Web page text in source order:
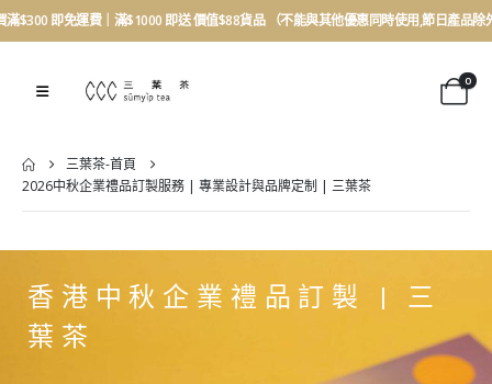
滿$300 即免運費｜滿$1000 即送 價值$88貨品 （不能與其他優惠同時使用,節日產品除
0
三葉茶-首頁
2026中秋企業禮品訂製服務 | 專業設計與品牌定制 | 三葉茶
香港中秋企業禮品訂製 | 三
葉茶